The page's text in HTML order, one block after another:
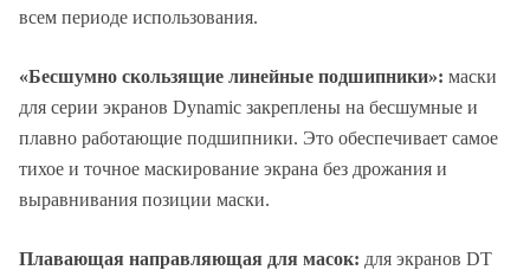
всем периоде использования.
«Бесшумно скользящие линейные подшипники»: маски
для серии экранов Dynamic закреплены на бесшумные и
плавно работающие подшипники. Это обеспечивает самое
тихое и точное маскирование экрана без дрожания и
выравнивания позиции маски.
Плавающая направляющая для масок: для экранов DT